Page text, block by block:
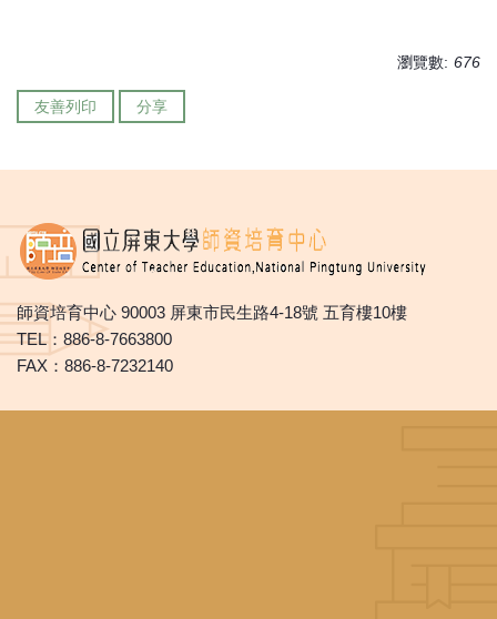
瀏覽數: 676
友善列印 分享
師資培育中心 90003 屏東市民生路4-18號 五育樓10樓
TEL：886-8-7663800
FAX：886-8-7232140